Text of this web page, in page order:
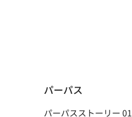
パーパス
パーパスストーリー 01